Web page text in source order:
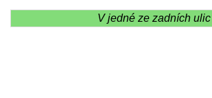
V jedné ze zadních ulic